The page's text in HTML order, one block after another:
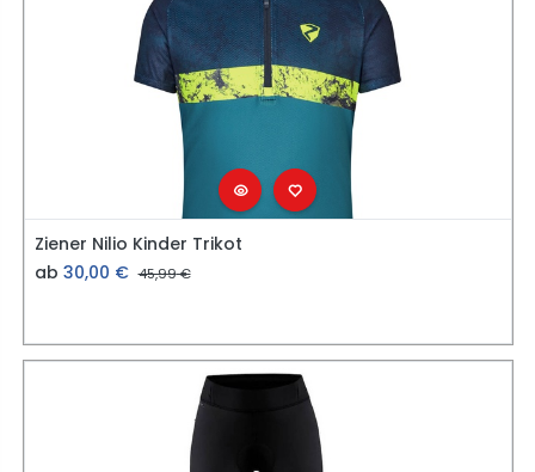
Ziener Nilio Kinder Trikot
ab 30,00 € 45,99€